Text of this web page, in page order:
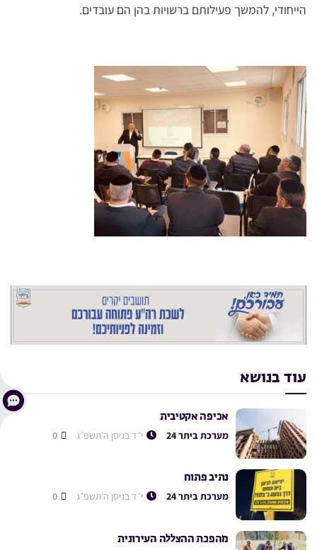
הייחודי, להמשך פעילותם ברשויות בהן הם עובדים.
עוד בנושא
אכיפה אקטיבית
מערכת ביתר 24 י״ד בניסן ה׳תשפ״ג
נתיב פתוח
מערכת ביתר 24 י״ד בניסן ה׳תשפ״ג
מהפכת ההצללה העירונית